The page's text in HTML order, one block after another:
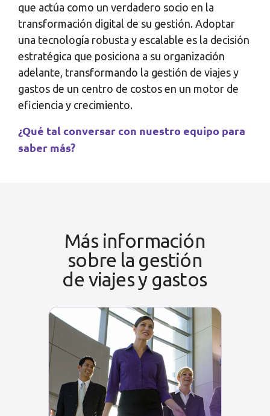
que actúa como un verdadero socio en la
transformación digital de su gestión. Adoptar
una tecnología robusta y escalable es la decisión
estratégica que posiciona a su organización
adelante, transformando la gestión de viajes y
gastos de un centro de costos en un motor de
eficiencia y crecimiento.
¿Qué tal conversar con nuestro equipo para
saber más?
Más información
sobre la gestión
de viajes y gastos